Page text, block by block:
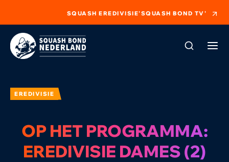
SQUASH EREDIVISIE'SQUASH BOND TV'
EREDIVISIE
OP HET PROGRAMMA:
EREDIVISIE DAMES (2)